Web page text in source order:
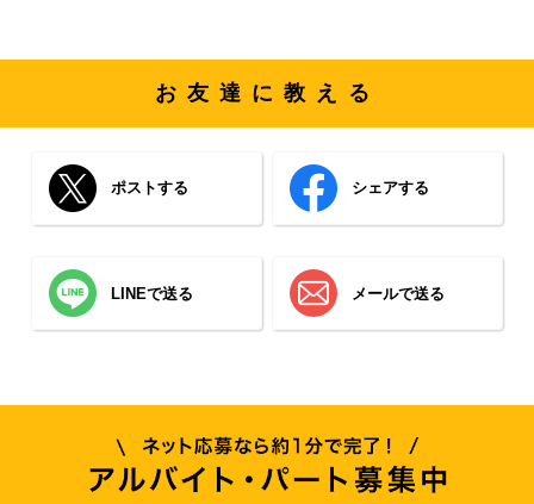
お友達に教える
ポストする シェアする
LINEで送る メールで送る